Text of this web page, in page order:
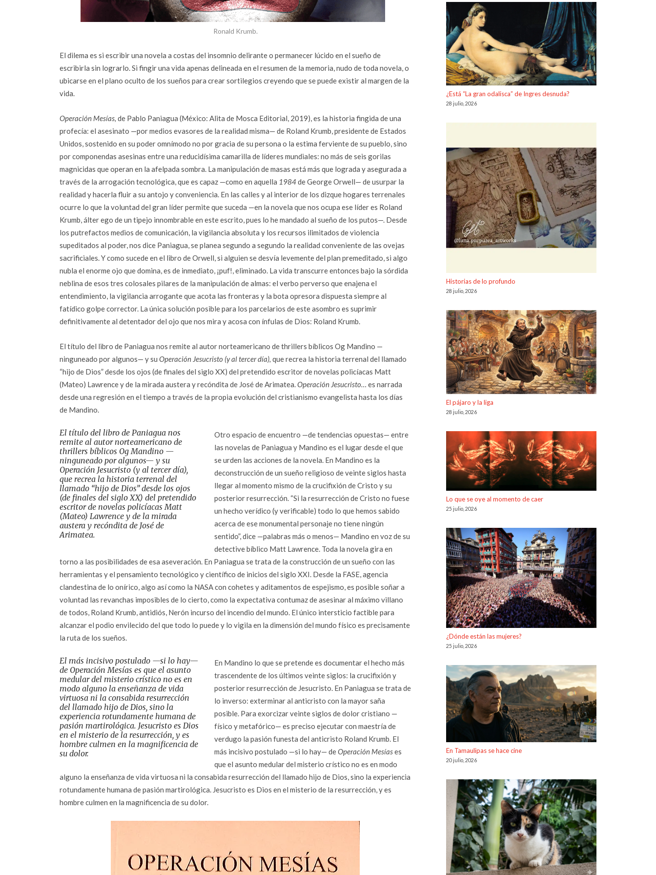
Ronald Krumb.
El dilema es si escribir una novela a costas del insomnio delirante o permanecer lúcido en el sueño de
escribirla sin lograrlo. Si fingir una vida apenas delineada en el resumen de la memoria, nudo de toda novela, o
ubicarse en el plano oculto de los sueños para crear sortilegios creyendo que se puede existir al margen de la
vida.
Operación Mesías, de Pablo Paniagua (México: Alita de Mosca Editorial, 2019), es la historia fingida de una
profecía: el asesinato —por medios evasores de la realidad misma— de Roland Krumb, presidente de Estados
Unidos, sostenido en su poder omnímodo no por gracia de su persona o la estima ferviente de su pueblo, sino
por componendas asesinas entre una reducidísima camarilla de líderes mundiales: no más de seis gorilas
magnicidas que operan en la afelpada sombra. La manipulación de masas está más que lograda y asegurada a
través de la arrogación tecnológica, que es capaz —como en aquella 1984de George Orwell— de usurpar la
realidad y hacerla fluir a su antojo y conveniencia. En las calles y al interior de los dizque hogares terrenales
ocurre lo que la voluntad del gran líder permite que suceda —en la novela que nos ocupa ese líder es Roland
Krumb, álter ego de un tipejo innombrable en este escrito, pues lo he mandado al sueño de los putos—. Desde
los putrefactos medios de comunicación, la vigilancia absoluta y los recursos ilimitados de violencia
supeditados al poder, nos dice Paniagua, se planea segundo a segundo la realidad conveniente de las ovejas
sacrificiales. Y como sucede en el libro de Orwell, si alguien se desvía levemente del plan premeditado, si algo
nubla el enorme ojo que domina, es de inmediato, ¡puf!, eliminado. La vida transcurre entonces bajo la sórdida
neblina de esos tres colosales pilares de la manipulación de almas: el verbo perverso que enajena el
entendimiento, la vigilancia arrogante que acota las fronteras y la bota opresora dispuesta siempre al
fatídico golpe corrector. La única solución posible para los parcelarios de este asombro es suprimir
definitivamente al detentador del ojo que nos mira y acosa con ínfulas de Dios: Roland Krumb.
El título del libro de Paniagua nos remite al autor norteamericano de thrillers bíblicos Og Mandino —
ninguneado por algunos— y su Operación Jesucristo (y al tercer día), que recrea la historia terrenal del llamado
“hijo de Dios” desde los ojos (de finales del siglo XX) del pretendido escritor de novelas policíacas Matt
(Mateo) Lawrence y de la mirada austera y recóndita de José de Arimatea.Operación Jesucristo… es narrada
desde una regresión en el tiempo a través de la propia evolución del cristianismo evangelista hasta los días
de Mandino.
El título del libro de Paniagua nos
remite al autor norteamericano de
thrillers bíblicos Og Mandino —
ninguneado por algunos— y su
Operación Jesucristo (y al tercer día),
que recrea la historia terrenal del
llamado “hijo de Dios” desde los ojos
(de finales del siglo XX) del pretendido
escritor de novelas policíacas Matt
(Mateo) Lawrence y de la mirada
austera y recóndita de José de
Arimatea.
Otro espacio de encuentro —de tendencias opuestas— entre
las novelas de Paniagua y Mandino es el lugar desde el que
se urden las acciones de la novela. En Mandino es la
deconstrucción de un sueño religioso de veinte siglos hasta
llegar al momento mismo de la crucifixión de Cristo y su
posterior resurrección. “Si la resurrección de Cristo no fuese
un hecho verídico (y verificable) todo lo que hemos sabido
acerca de ese monumental personaje no tiene ningún
sentido”, dice —palabras más o menos— Mandino en voz de su
detective bíblico Matt Lawrence. Toda la novela gira en
torno a las posibilidades de esa aseveración. En Paniagua se trata de la construcción de un sueño con las
herramientas y el pensamiento tecnológico y científico de inicios del siglo XXI. Desde la FASE, agencia
clandestina de lo onírico, algo así como la NASA con cohetes y aditamentos de espejismo, es posible soñar a
voluntad las revanchas imposibles de lo cierto, como la expectativa contumaz de asesinar al máximo villano
de todos, Roland Krumb, antidiós, Nerón incurso del incendio del mundo. El único intersticio factible para
alcanzar el podio envilecido del que todo lo puede y lo vigila en la dimensión del mundo físico es precisamente
la ruta de los sueños.
El más incisivo postulado —si lo hay—
de Operación Mesías es que el asunto
medular del misterio crístico no es en
modo alguno la enseñanza de vida
virtuosa ni la consabida resurrección
del llamado hijo de Dios, sino la
experiencia rotundamente humana de
pasión martirológica. Jesucristo es Dios
en el misterio de la resurrección, y es
hombre culmen en la magnificencia de
su dolor.
En Mandino lo que se pretende es documentar el hecho más
trascendente de los últimos veinte siglos: la crucifixión y
posterior resurrección de Jesucristo. En Paniagua se trata de
lo inverso: exterminar al anticristo con la mayor saña
posible. Para exorcizar veinte siglos de dolor cristiano —
físico y metafórico— es preciso ejecutar con maestría de
verdugo la pasión funesta del anticristo Roland Krumb. El
más incisivo postulado —si lo hay— deOperación Mesíases
que el asunto medular del misterio crístico no es en modo
alguno la enseñanza de vida virtuosa ni la consabida resurrección del llamado hijo de Dios, sino la experiencia
rotundamente humana de pasión martirológica. Jesucristo es Dios en el misterio de la resurrección, y es
hombre culmen en la magnificencia de su dolor.
¿Está “La gran odalisca” de Ingres desnuda?
28 julio, 2026
Historias de lo profundo
28 julio, 2026
El pájaro y la liga
28 julio, 2026
Lo que se oye al momento de caer
25 julio, 2026
¿Dónde están las mujeres?
25 julio, 2026
En Tamaulipas se hace cine
20 julio, 2026